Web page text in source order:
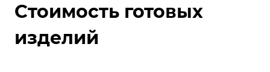
Стоимость готовых
изделий